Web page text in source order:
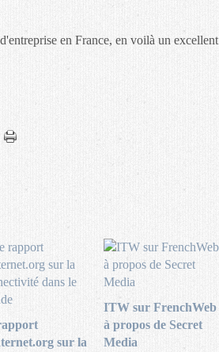
en France, en voilà un excellent
sur la
ITW sur FrenchWeb
à propos de Secret
Media